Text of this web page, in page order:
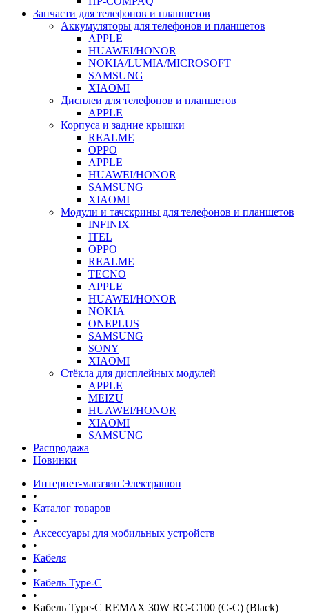
Запчасти для телефонов и планшетов
Аккумуляторы для телефонов и планшетов
APPLE
HUAWEI/HONOR
NOKIA/LUMIA/MICROSOFT
SAMSUNG
XIAOMI
Дисплеи для телефонов и планшетов
APPLE
Корпуса и задние крышки
REALME
OPPO
APPLE
HUAWEI/HONOR
SAMSUNG
XIAOMI
Модули и тачскрины для телефонов и планшетов
INFINIX
ITEL
OPPO
REALME
TECNO
APPLE
HUAWEI/HONOR
NOKIA
ONEPLUS
SAMSUNG
SONY
XIAOMI
Стёкла для дисплейных модулей
APPLE
MEIZU
HUAWEI/HONOR
XIAOMI
SAMSUNG
Распродажа
Новинки
Интернет-магазин Электрашоп
•
Каталог товаров
•
Аксессуары для мобильных устройств
•
Кабеля
•
Кабель Type-C
•
Кабель Type-C REMAX 30W RC-C100 (C-C) (Black)